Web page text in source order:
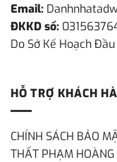
Email:
ĐKKD số:
Do Sở Kế Hoạch
HỖ TRỢ KHÁCH
CHÍNH SÁCH BẢO
THẤT PHẠM HOÀNG